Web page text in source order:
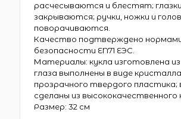
расчесываются и блестят;
закрываются; ручки, ножки и
поворачиваются.
Качество подтверждено
безопасности EN71 ЕЭС.
Материалы: кукла изготовлена из
глаза выполнены в виде
прозрачного твердого пластика;
сделаны из высококачественного
Размер: 32 см